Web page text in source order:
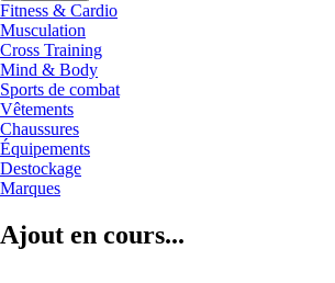
Fitness & Cardio
Musculation
Cross Training
Mind & Body
Sports de combat
Vêtements
Chaussures
Équipements
Destockage
Marques
Ajout en cours...